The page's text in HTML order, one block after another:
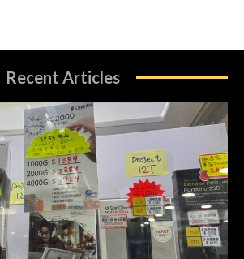
Recent Articles